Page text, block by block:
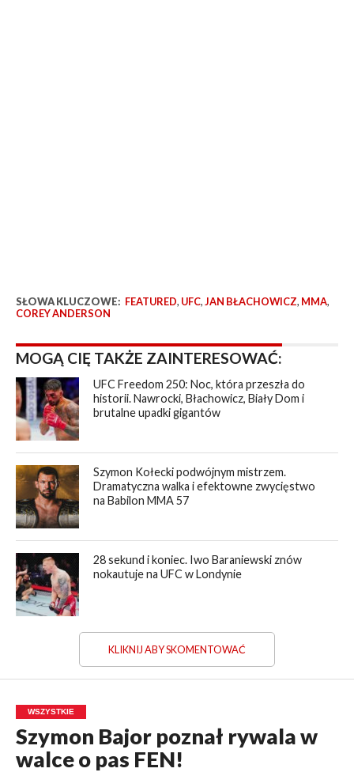
SŁOWA KLUCZOWE: FEATURED, UFC,JAN BŁACHOWICZ, MMA,
COREY ANDERSON
MOGĄ CIĘ TAKŻE ZAINTERESOWAĆ:
UFC Freedom 250: Noc, która przeszła do
historii. Nawrocki, Błachowicz, Biały Dom i
brutalne upadki gigantów
Szymon Kołecki podwójnym mistrzem.
Dramatyczna walka i efektowne zwycięstwo
na Babilon MMA 57
28 sekund i koniec. Iwo Baraniewski znów
nokautuje na UFC w Londynie
KLIKNIJ ABY SKOMENTOWAĆ
WSZYSTKIE
Szymon Bajor poznał rywala w
walce o pas FEN!